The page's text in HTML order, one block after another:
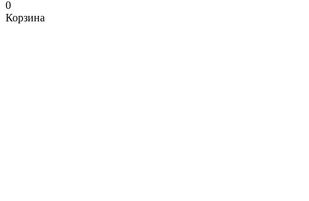
0
Корзина